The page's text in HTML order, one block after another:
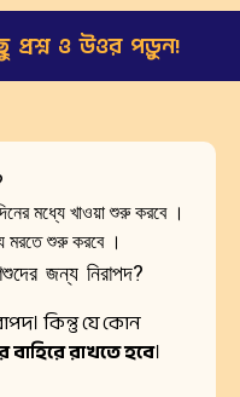
ও উওর পড়ুন!
মধ্যে খাওয়া শুরু করবে ।
মরতে শুরু করবে ।
জন্য নিরাপদ?
কিন্তু যে কোন
রাখতে হবে।